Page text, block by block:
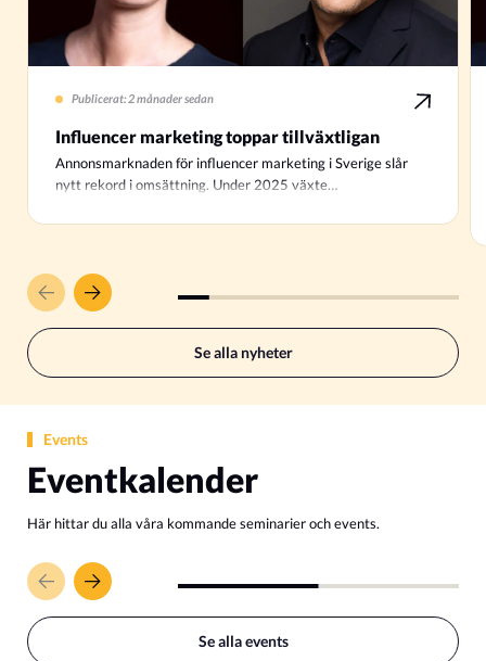
Publicerat: 2 månader sedan
Influencer marketing toppar tillväxtligan
Annonsmarknaden för influencer marketing i Sverige slår
nytt rekord i omsättning. Under 2025 växte…
Se alla nyheter
Events
Eventkalender
Här hittar du alla våra kommande seminarier och events.
Se alla events